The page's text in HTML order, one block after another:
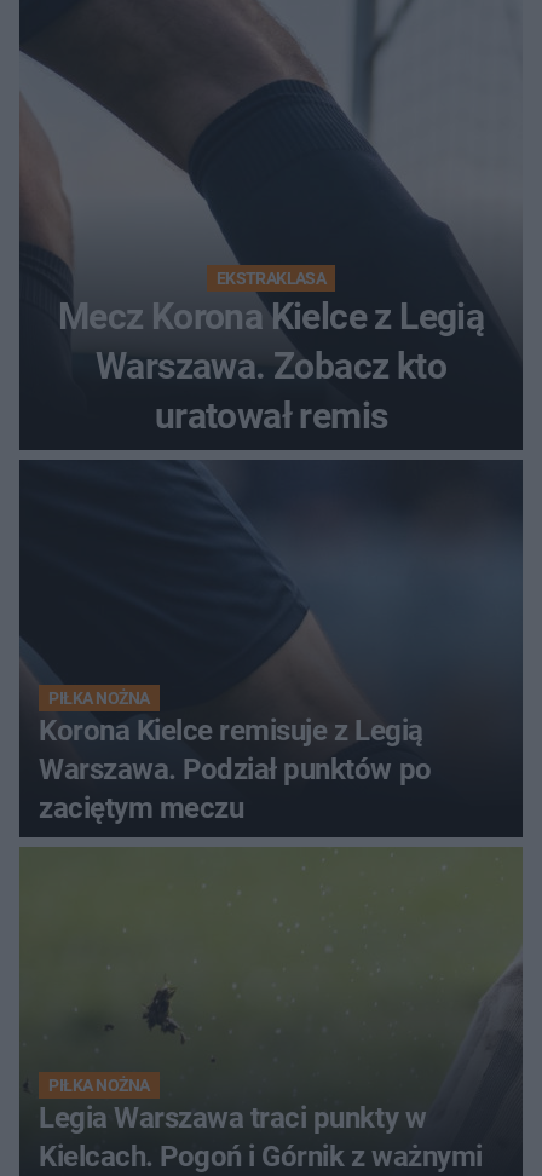
EKSTRAKLASA
Mecz Korona Kielce z Legią
Warszawa. Zobacz kto
uratował remis
PIŁKA NOŻNA
Korona Kielce remisuje z Legią
Warszawa. Podział punktów po
zaciętym meczu
PIŁKA NOŻNA
Legia Warszawa traci punkty w
Kielcach. Pogoń i Górnik z ważnymi